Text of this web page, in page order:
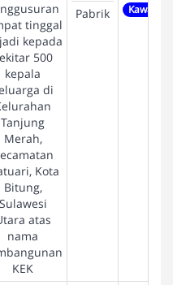
tinggal
kepada
500
kepala
di
Tanjung
Merah,
Kota
Bitung,
Sulawesi
atas
nama
KEK
Pabrik Kawasan